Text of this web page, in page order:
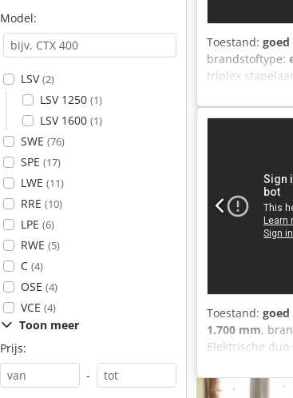
Model:
LSV(2)
LSV 1250 (1)
LSV 1600 (1)
SWE (76)
SPE (17)
LWE (11)
RRE (10)
LPE (6)
RWE (5)
C (4)
OSE (4)
VCE (4)
Toon meer
Prijs:
-
Toestand:
brandstoftype:
triplex
Toestand:
1.700 mm,
Elektrische
pallet model
video op